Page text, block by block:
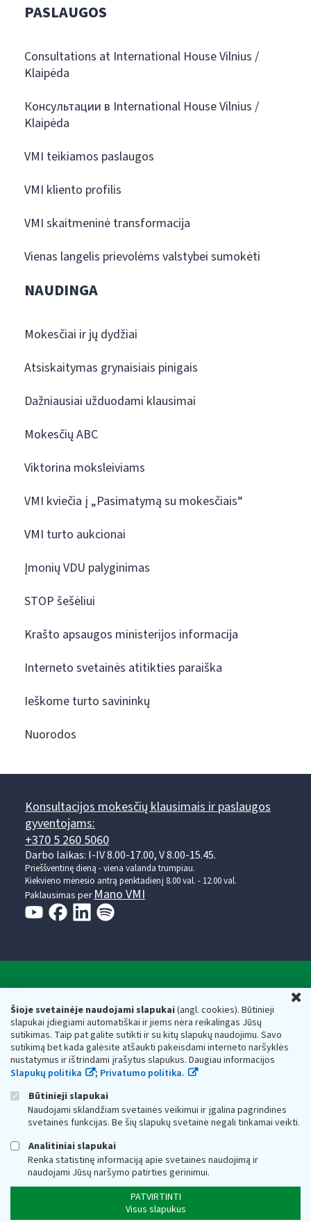
Šioje svetainėje naudojami slapukai(angl. cookies). Būtinieji
slapukai įdiegiami automatiškai ir jiems nėra reikalingas Jūsų
sutikimas. Taip pat galite sutikti ir su kitų slapukų naudojimu. Savo
sutikimą bet kada galėsite atšaukti pakeisdami interneto naršyklės
nustatymus ir ištrindami įrašytus slapukus. Daugiau informacijos
Slapukų politika
; Privatumo politika.
Būtinieji slapukai
Naudojami sklandžiam svetainės veikimui ir įgalina pagrindines
svetainės funkcijas. Be šių slapukų svetainė negali tinkamai veikti.
Analitiniai slapukai
Renka statistinę informaciją apie svetainės naudojimą ir
naudojami Jūsų naršymo patirties gerinimui.
PATVIRTINTI
Visus slapukus
PASLAUGOS
Consultations at International House Vilnius /
Klaipėda
Консультации в International House Vilnius /
Klaipėda
VMI teikiamos paslaugos
VMI kliento profilis
VMI skaitmeninė transformacija
Vienas langelis prievolėms valstybei sumokėti
NAUDINGA
Mokesčiai ir jų dydžiai
Atsiskaitymas grynaisiais pinigais
Dažniausiai užduodami klausimai
Mokesčių ABC
Viktorina moksleiviams
VMI kviečia į „Pasimatymą su mokesčiais“
VMI turto aukcionai
Įmonių VDU palyginimas
STOP šešėliui
Krašto apsaugos ministerijos informacija
Interneto svetainės atitikties paraiška
Ieškome turto savininkų
Nuorodos
Konsultacijos mokesčių klausimais ir paslaugos
gyventojams:
+370 5 260 5060
Darbo laikas: I-IV 8.00-17.00, V 8.00-15.45.
Prieššventinę dieną - viena valanda trumpiau.
Kiekvieno mėnesio antrą penktadienį 8.00 val. - 12.00 val.
Paklausimas per Mano VMI
Respublikos finansų ministerijos
Biudžetinė įstaiga. Juridinio asmens kodas — 188659752,
adresas: Vasario 16-osios g. 14, 01107 Vilnius, Lietuva, el.paštas:
vmi@vmi.lt, E. pristatymo dėžutės adresas 188659752
Duomenys apie Valstybinę mokesčių inspekciją prie Lietuvos
Respublikos finansų ministerijos kaupiami ir saugomi Juridinių